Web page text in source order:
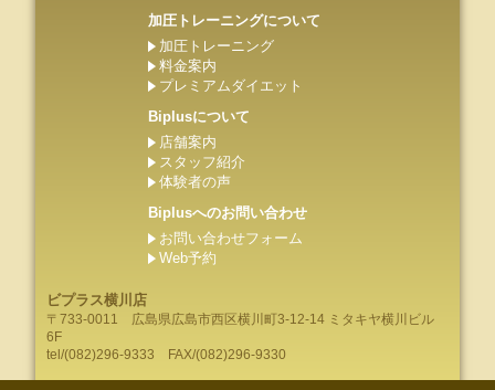
加圧トレーニングについて
加圧トレーニング
料金案内
プレミアムダイエット
Biplusについて
店舗案内
スタッフ紹介
体験者の声
Biplusへのお問い合わせ
お問い合わせフォーム
Web予約
ビプラス横川店
〒733-0011 広島県広島市西区横川町3-12-14 ミタキヤ横川ビル
6F
tel/(082)296-9333 FAX/(082)296-9330